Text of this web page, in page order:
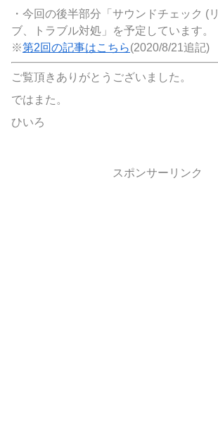
・今回の後半部分「サウンドチェック (
ブ、トラブル対処」を予定しています。
※第2回の記事はこちら(2020/8/21追記)
ご覧頂きありがとうございました。
ではまた。
ひいろ
スポンサーリンク